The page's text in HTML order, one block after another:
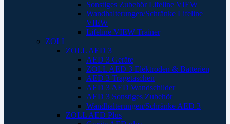
Sonstiges Zubehör Lifeline VIEW
Wandhalterungen/Schränke Lifeline
VIEW
Lifeline VIEW Trainer
ZOLL
ZOLL AED 3
AED 3 Geräte
ZOLL AED 3 Elektroden & Batterien
AED 3 Tragetaschen
AED 3 AED Wandschilder
AED 3 Sonstiges Zubehör
Wandhalterungen/Schränke AED 3
ZOLL AED Plus